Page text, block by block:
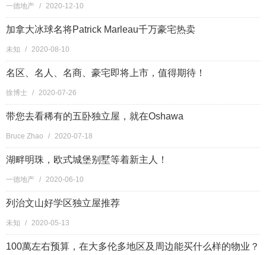
一德地产 / 2020-12-10
加拿大冰球名将Patrick Marleau千万豪宅热卖
未知 / 2020-08-10
名区、名人、名商、豪宅即将上市，值得期待！
徐博士 / 2020-07-26
带您去看稀有的五卧独立屋，就在Oshawa
Bruce Zhao / 2020-07-18
湖畔明珠，欧式城堡别墅等着新主人！
一德地产 / 2020-06-10
列治文山好学区独立屋推荐
未知 / 2020-05-13
100萬左右预算，在大多伦多地区及周边能买什么样的物业？